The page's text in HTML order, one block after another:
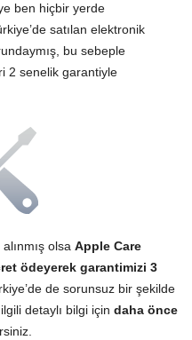
ben hiçbir yerde
satılan elektronik
bu sebeple
2 senelik garantiyle
olsa Apple Care
ödeyerek garantimizi 3
de sorunsuz bir şekilde
detaylı bilgi için daha önce